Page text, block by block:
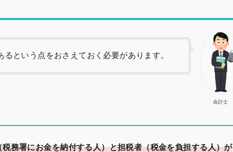
会計士
という点をおさえておく必要があります。
務署にお金を納付する人）と担税者（税金を負担する人）が